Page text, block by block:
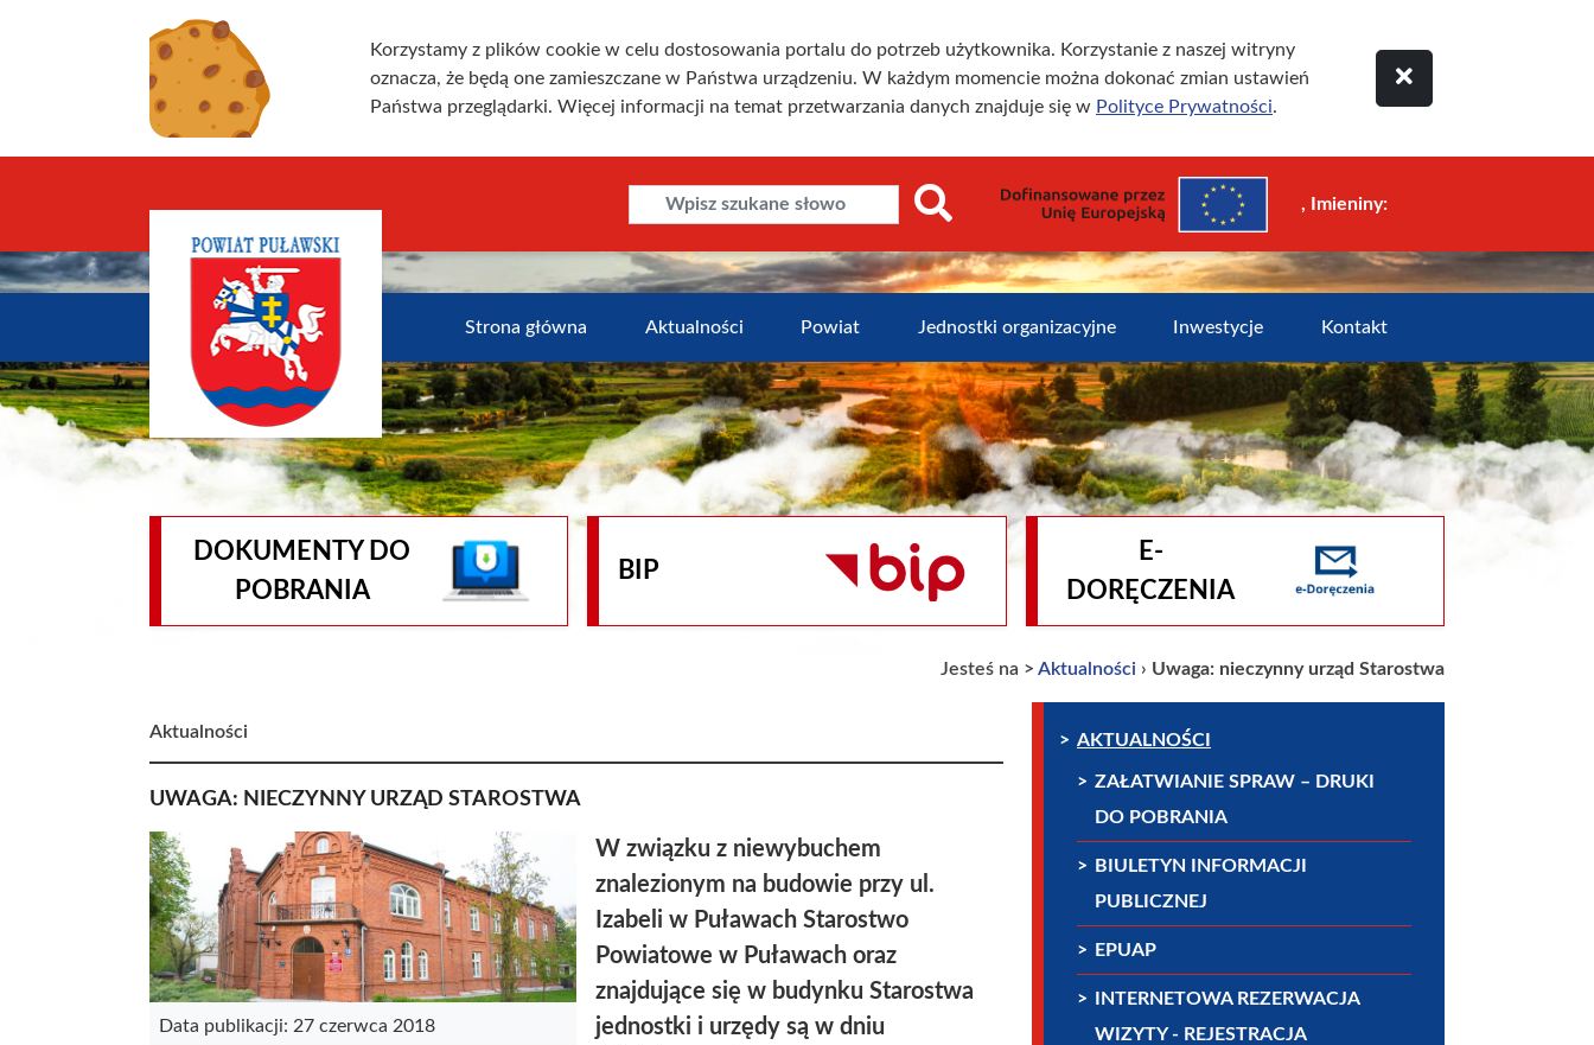
Korzystamy z plików cookie w celu dostosowania portalu do potrzeb użytkownika. Korzystanie z naszej witryny
oznacza, że będą one zamieszczane w Państwa urządzeniu. W każdym momencie można dokonać zmian ustawień
Państwa przeglądarki. Więcej informacji na temat przetwarzania danych znajduje się w Polityce Prywatności.
, Imieniny:
Strona główna Aktualności Powiat Jednostki organizacyjne Inwestycje Kontakt
DOKUMENTY DO
POBRANIA
BIP
E-
DORĘCZENIA
Jesteś na > Aktualności › Uwaga: nieczynny urząd Starostwa
Aktualności
UWAGA: NIECZYNNY URZĄD STAROSTWA
Data publikacji: 27 czerwca 2018
W związku z niewybuchem
znalezionym na budowie przy ul.
Izabeli w Puławach Starostwo
Powiatowe w Puławach oraz
znajdujące się w budynku Starostwa
jednostki i urzędy są w dniu
AKTUALNOŚCI
ZAŁATWIANIE SPRAW – DRUKI
DO POBRANIA
BIULETYN INFORMACJI
PUBLICZNEJ
EPUAP
INTERNETOWA REZERWACJA
WIZYTY - REJESTRACJA